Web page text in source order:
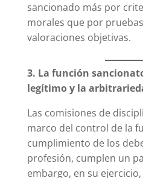
sancionado más por
morales que por
valoraciones objetivas.
3. La función
legítimo y la
Las comisiones de
marco del control de la
cumplimiento de los
profesión, cumplen un
embargo, en su